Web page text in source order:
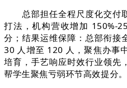
总部担任全程尺度化交付
打法，机构营收增加 150%-
分；结果运维保障：总部衔接
30 人增至 120 人，聚焦办事
培育，手艺响应时效行业领先
帮学生聚焦亏弱环节高效提分。